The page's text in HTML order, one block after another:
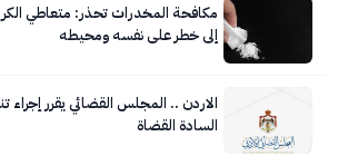
مكافحة المخدرات تحذر: متعاطي
إلى خطر على نفسه ومحيطه
الاردن .. المجلس القضائي يقرر إجراء
السادة القضاة